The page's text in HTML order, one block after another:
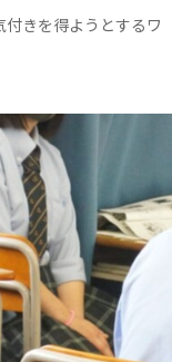
きを得ようとするワ